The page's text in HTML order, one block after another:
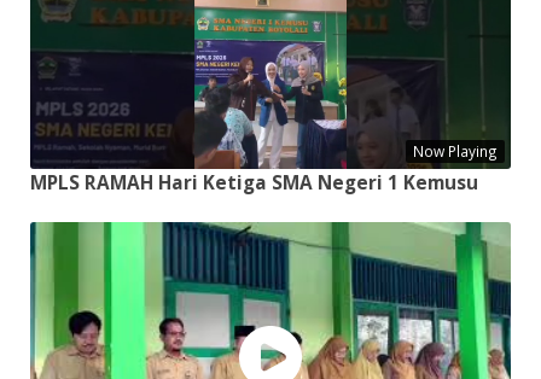
Now Playing
MPLS RAMAH Hari Ketiga SMA Negeri 1 Kemusu